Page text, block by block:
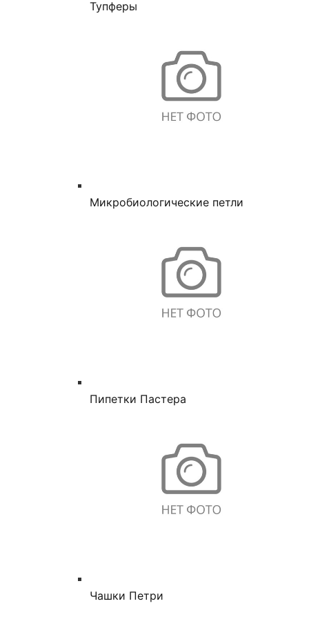
Тупферы
Микробиологические петли
Пипетки Пастера
Чашки Петри